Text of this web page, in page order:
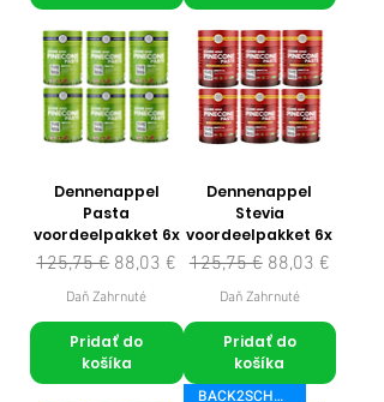
Dennenappel
Pasta
voordeelpakket 6x
Normálna cena
125,75 € Zľavnená cena
88,03 €
Daň Zahrnuté
Pridať do
košíka
Dennenappel
Stevia
voordeelpakket 6x
Normálna cena
125,75 € Zľavnená cena
88,03 €
Daň Zahrnuté
Pridať do
košíka
BACK2SCHOOL